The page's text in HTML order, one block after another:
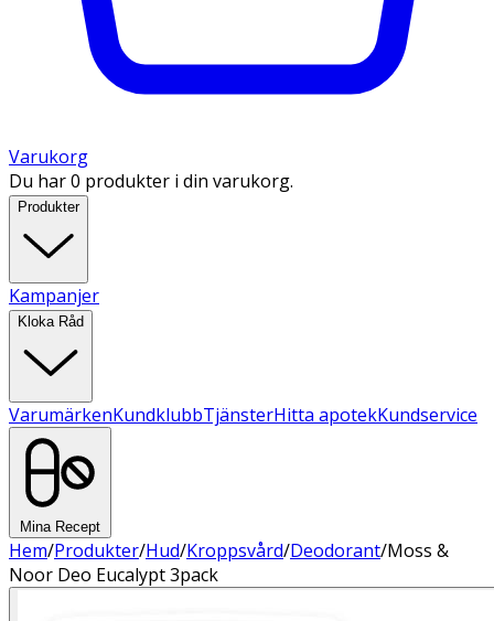
Varukorg
Du har 0 produkter i din varukorg.
Produkter
Kampanjer
Kloka Råd
VarumärkenKundklubbTjänsterHitta apotekKundservice
Mina Recept
Hem/Produkter/Hud/Kroppsvård/Deodorant/Moss &
Noor Deo Eucalypt 3pack